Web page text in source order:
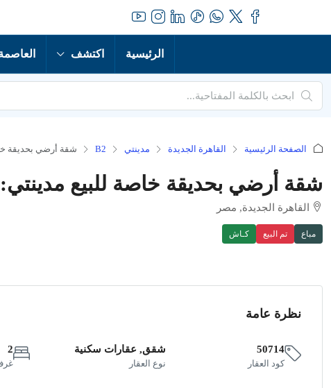
الرئيسية اكتشف
الصفحة الرئيسية القاهرة الجديدة مدينتي B2 شقة أرضي بحديقة
شقة أرضي بحديقة خاصة للبيع
القاهرة الجديدة, مصر
مباع تم البيع كـاش
نظرة عامة
50714
كود العقار
شقق, عقارات سكنية
نوع العقار
2